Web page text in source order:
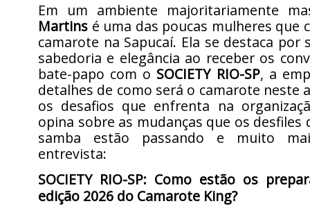
Em um ambiente majoritariamente
Martins é uma das poucas mulheres que
camarote na Sapucaí. Ela se destaca por
sabedoria e elegância ao receber os
bate-papo com o SOCIETY RIO-SP, a
detalhes de como será o camarote neste
os desafios que enfrenta na
opina sobre as mudanças que os desfiles
samba estão passando e muito
entrevista:
SOCIETY RIO-SP: Como estão os
edição 2026 do Camarote King?